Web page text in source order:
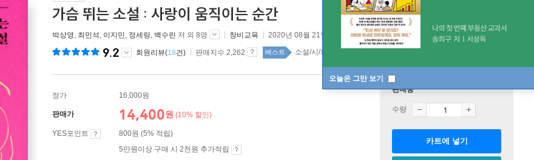
오늘은 그만 보기
가슴 뛰는 소설 : 사랑이 움직이는 순간
박상영, 최민석 , 이지민 , 정세랑, 백수린 저 외 8명 창비교육 2020년 08월 21일
9.2 회원리뷰(18건) 판매지수 2,262 베스트 소설/시/희곡 top100 1주
정가 16,000원
판매가 14,400원 (10% 할인)
YES포인트
800원 (5% 적립)
5만원이상 구매 시 2천원 추가적립
판매중
수량
카트에 넣기